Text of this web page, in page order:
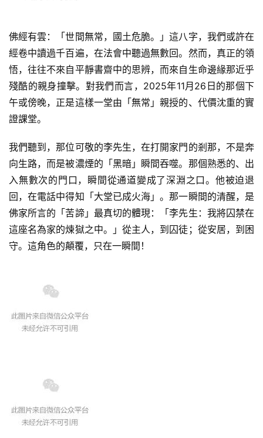
佛經有雲：「世間無常，國土危脆。」這八字，我們或許在
經卷中讀過千百遍，在法會中聽過無數回。然而，真正的領
悟，往往不來自平靜書齋中的思辨，而來自生命邊緣那近乎
殘酷的親身撞擊。對我們而言，2025年11月26日的那個下
午或傍晚，正是這樣一堂由「無常」親授的、代價沈重的實
證課堂。
我們聽到，那位可敬的李先生，在打開家門的剎那，不是奔
向生路，而是被濃煙的「黑暗」瞬間吞噬。那個熟悉的、出
入無數次的門口，瞬間從通道變成了深淵之口。他被迫退
回，在電話中得知「大堂已成火海」。那一瞬間的清醒，是
佛家所言的「苦諦」最真切的體現：「李先生：我將囚禁在
這座名為家的煉獄之中。」從主人，到囚徒；從安居，到困
守。這角色的顛覆，只在一瞬間！